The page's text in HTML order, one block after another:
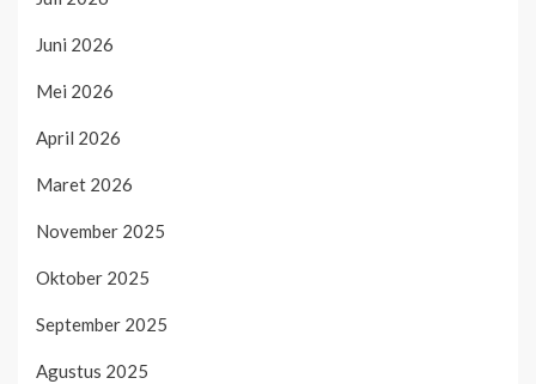
Juni 2026
Mei 2026
April 2026
Maret 2026
November 2025
Oktober 2025
September 2025
Agustus 2025